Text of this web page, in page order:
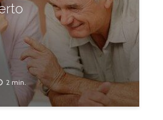
2 min.